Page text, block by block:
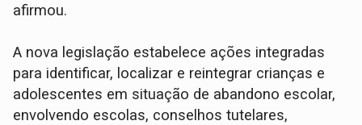
afirmou.
A nova legislação estabelece ações integradas
para identificar, localizar e reintegrar crianças e
adolescentes em situação de abandono escolar,
envolvendo escolas, conselhos tutelares,